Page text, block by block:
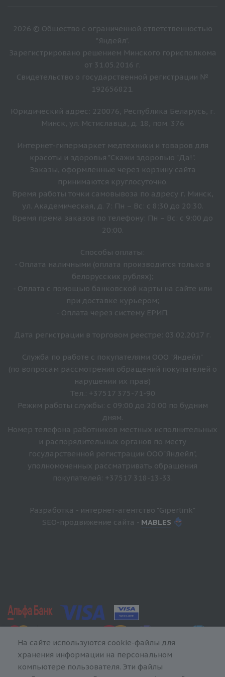
2026 © Общество с ограниченной ответственностью
"Яндейл".
Зарегистрировано решением Минского горисполкома
от 31.05.2016 г.
Свидетельство о государственной регистрации №
192656821.
Юридический адрес: 220076, Республика Беларусь, г.
Минск, ул. Мстиславца, д. 18, пом. 376
Интернет-гипермаркет медтехники и товаров для
красоты и здоровья "Скажи здоровью "Да!".
Заказы, оформленные через корзину сайта
принимаются круглосуточно.
Время работы точки самовывоза по адресу г. Минск,
ул. Академическая, д. 7: Пн – Вс: с 8:30 до 20:30.
Время прёма заказов по телефону: Пн – Вс: с 9:00 до
20:00.
Способы оплаты:
- Оплата наличными (оплата производится только в
белорусских рублях);
- Оплата с помощью банковской карты на сайте или
при доставке курьером;
- Оплата через систему ЕРИП.
Дата регистрации в торговом реестре: 03.02.2017 г.
Служба по работе с покупателями ООО "Яндейл"
(по вопросам рассмотрения обращений покупателей о
нарушении их прав)
Тел.: +37517 375-71-90
Режим работы службы: с 09:00 до 20:00 по будним
дням.
Номер телефона работников местных исполнительных
и распорядительных органов по месту
государственной регистрации ООО"Яндейл",
уполномоченных рассматривать обращения
покупателей: +37517 318-13-33.
Разработка - интернет-агентство "Giperlink"
SEO-продвижение сайта - MABLES
На сайте используются cookie-файлы для
хранения информации на персональном
компьютере пользователя. Эти файлы